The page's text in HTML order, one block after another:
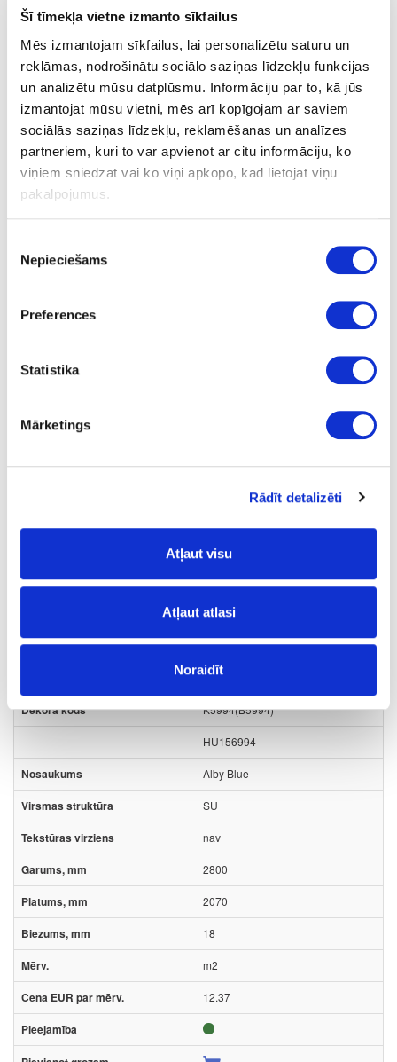
Šī tīmekļa vietne izmanto sīkfailus
Mēs izmantojam sīkfailus, lai personalizētu saturu un
reklāmas, nodrošinātu sociālo saziņas līdzekļu funkcijas
un analizētu mūsu datplūsmu. Informāciju par to, kā jūs
izmantojat mūsu vietni, mēs arī kopīgojam ar saviem
sociālās saziņas līdzekļu, reklamēšanas un analīzes
partneriem, kuri to var apvienot ar citu informāciju, ko
viņiem sniedzat vai ko viņi apkopo, kad lietojat viņu
pakalpojumus.
izvēle
Nepieciešams
Preferences
Statistika
Mārketings
Rādīt detalizēti
Atļaut visu
Atļaut atlasi
Noraidīt
10-HU156994-22-2
HU156994/B5994
Alby Blue
Plātņu materiāli
Laminētas kokskaidu plātnes (LKSP)
Kronodesign noliktavas programma
01-B5994-SU-18
K5994(B5994)
HU156994
Alby Blue
SU
nav
2800
2070
18
m2
12.37